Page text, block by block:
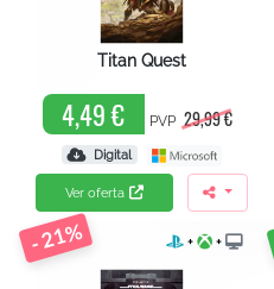
Titan Quest
4,49 € PVP 29,99 €
Digital
Ver oferta
- 21% + +